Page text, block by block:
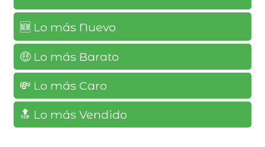
🆕️ Lo más Nuevo
🤑 Lo más Barato
💸 Lo más Caro
🔝 Lo más Vendido